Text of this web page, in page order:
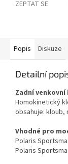
ZEPTAT SE
Popis Diskuze
Detailní
Zadní
Homokinetický
obsahuje: kloub,
Vhodné pro
Polaris
Polaris